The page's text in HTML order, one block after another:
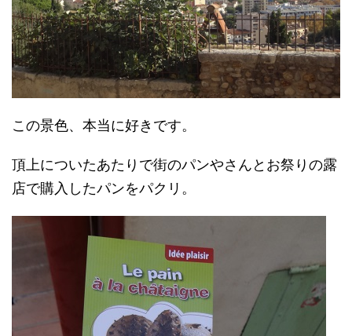
この景色、本当に好きです。
頂上についたあたりで街のパンやさんとお祭りの露
店で購入したパンをパクリ。